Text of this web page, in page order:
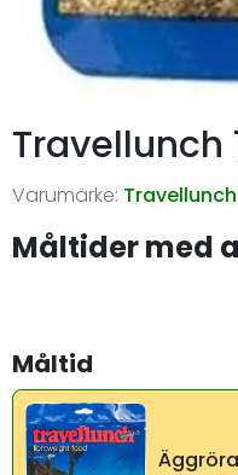
Travellunch
Varumärke: Travellunch
Måltider med
Måltid